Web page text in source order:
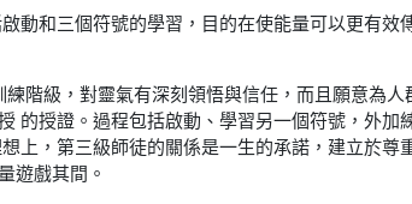
動和三個符號的學習，目的在使能量可以更有
階級，對靈氣有深刻領悟與信任，而且願意為
的授證。過程包括啟動、學習另一個符號，外
上，第三級師徒的關係是一生的承諾，建立於
遊戲其間。